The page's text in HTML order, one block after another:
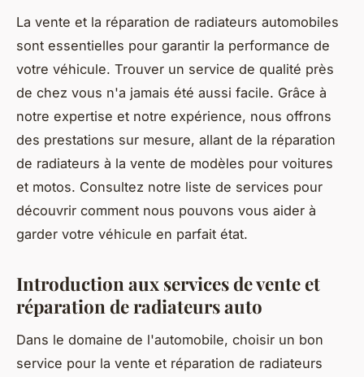
La vente et la réparation de radiateurs automobiles
sont essentielles pour garantir la performance de
votre véhicule. Trouver un service de qualité près
de chez vous n'a jamais été aussi facile. Grâce à
notre expertise et notre expérience, nous offrons
des prestations sur mesure, allant de la réparation
de radiateurs à la vente de modèles pour voitures
et motos. Consultez notre liste de services pour
découvrir comment nous pouvons vous aider à
garder votre véhicule en parfait état.
Introduction aux services de vente et
réparation de radiateurs auto
Dans le domaine de l'automobile, choisir un bon
service pour la vente et réparation de radiateurs